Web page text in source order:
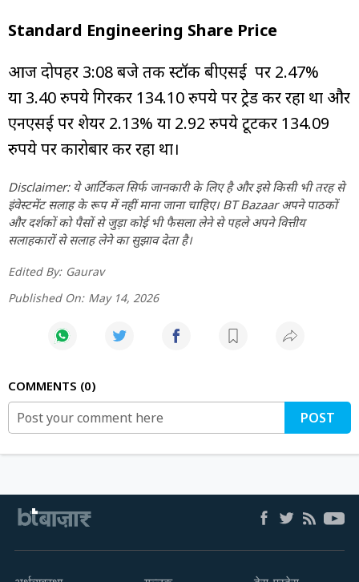
Standard Engineering Share Price
आज दोपहर 3:08 बजे तक स्टॉक बीएसई पर 2.47%
या 3.40 रुपये गिरकर 134.10 रुपये पर ट्रेड कर रहा था और
एनएसई पर शेयर 2.13% या 2.92 रुपये टूटकर 134.09
रुपये पर कारोबार कर रहा था।
Disclaimer: ये आर्टिकल सिर्फ जानकारी के लिए है और इसे किसी भी तरह से
इंवेस्टमेंट सलाह के रूप में नहीं माना जाना चाहिए। BT Bazaar अपने पाठकों
और दर्शकों को पैसों से जुड़ा कोई भी फैसला लेने से पहले अपने वित्तीय
सलाहकारों से सलाह लेने का सुझाव देता है।
Edited By: Gaurav
Published On: May 14, 2026
COMMENTS 0
POST